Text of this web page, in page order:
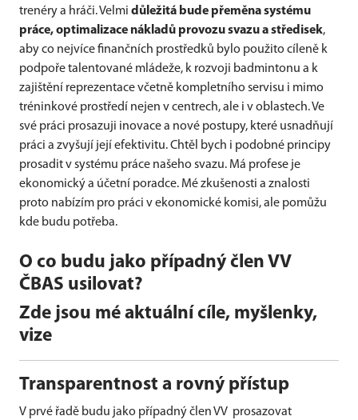
trenéry a hráči. Velmi důležitá bude přeměna systému
práce, optimalizace nákladů provozu svazua středisek,
aby co nejvíce finančních prostředků bylo použito cíleně k
podpoře talentované mládeže, k rozvoji badmintonu a k
zajištění reprezentace včetně kompletního servisu i mimo
tréninkové prostředí nejen v centrech, ale i v oblastech. Ve
své práci prosazuji inovace a nové postupy, které usnadňují
práci a zvyšují její efektivitu. Chtěl bych i podobné principy
prosadit v systému práce našeho svazu. Má profese je
ekonomický a účetní poradce. Mé zkušenosti a znalosti
proto nabízím pro práci v ekonomické komisi, ale pomůžu
kde budu potřeba.
O co budu jako případný člen VV
ČBAS usilovat?
Zde jsou mé aktuální cíle, myšlenky,
vize
Transparentnost a rovný přístup
V prvé řadě budu jako případný člen VV prosazovat